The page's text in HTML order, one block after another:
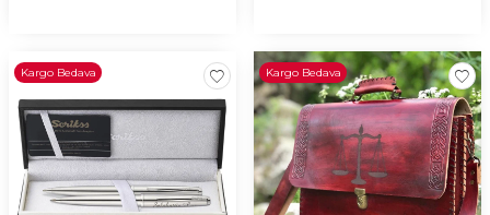
Kargo Bedava Kargo Bedava